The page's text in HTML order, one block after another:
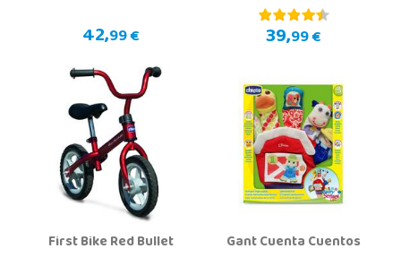
42,99 € 39,99 €
First Bike Red Bullet Gant Cuenta Cuentos